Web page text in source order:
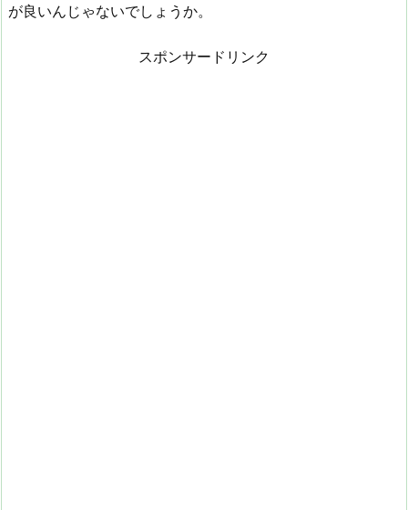
が良いんじゃないでしょうか。
スポンサードリンク